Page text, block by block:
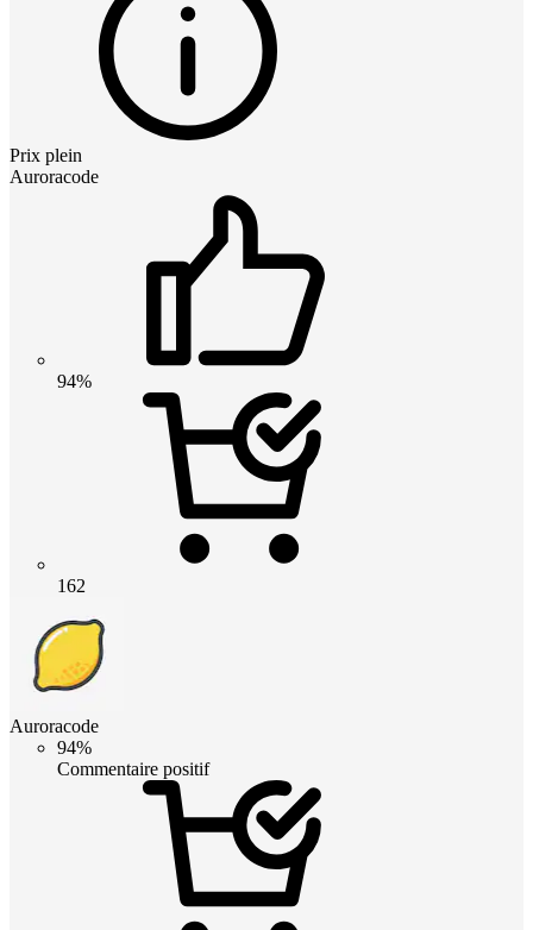
Prix plein
Auroracode
94%
162
Auroracode
94%
Commentaire positif